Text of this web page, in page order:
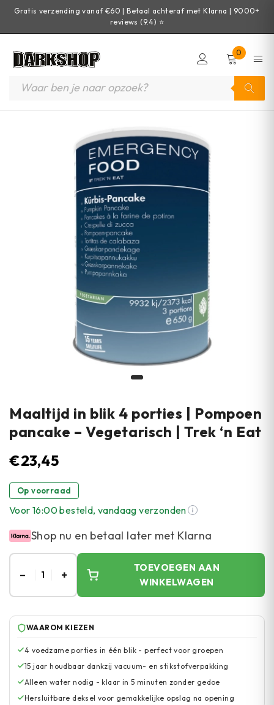
Gratis verzending vanaf €60 | Betaal achteraf met Klarna | 9000+
reviews (9.4) ⭐
0
Maaltijd in blik 4 porties | Pompoen
pancake – Vegetarisch | Trek ‘n Eat
€23,45
Op voorraad
Voor 16:00 besteld, vandaag verzonden
Shop nu en betaal later met Klarna
– 1 +
TOEVOEGEN AAN
WINKELWAGEN
WAAROM KIEZEN
4 voedzame porties in één blik - perfect voor groepen
15 jaar houdbaar dankzij vacuum- en stikstofverpakking
Alleen water nodig - klaar in 5 minuten zonder gedoe
Hersluitbare deksel voor gemakkelijke opslag na opening